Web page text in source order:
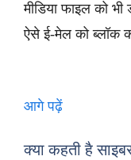
मीडिया फाइल को
ऐसे ई-मेल को ब्लॉक
आगे पढ़ें
क्या कहती है